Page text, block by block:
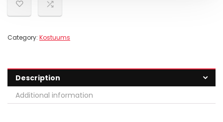
Category: Kostuums
Description
Additional information